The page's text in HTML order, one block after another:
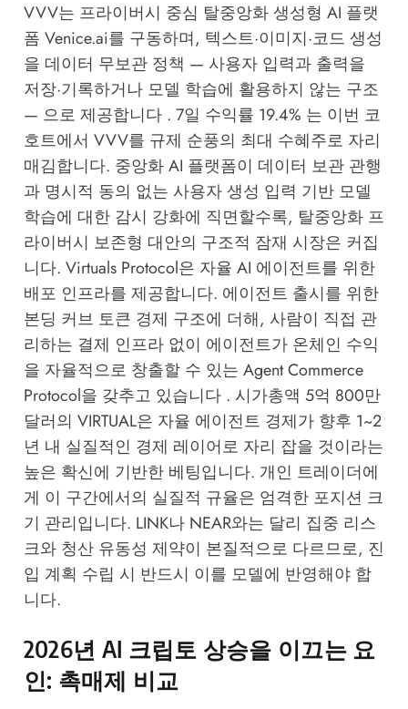
VVV는 프라이버시 중심 탈중앙화 생성형 AI 플랫
폼 Venice.ai를 구동하며, 텍스트·이미지·코드 생성
을 데이터 무보관 정책 — 사용자 입력과 출력을
저장·기록하거나 모델 학습에 활용하지 않는 구조
— 으로 제공합니다 . 7일 수익률 19.4% 는 이번 코
호트에서 VVV를 규제 순풍의 최대 수혜주로 자리
매김합니다. 중앙화 AI 플랫폼이 데이터 보관 관행
과 명시적 동의 없는 사용자 생성 입력 기반 모델
학습에 대한 감시 강화에 직면할수록, 탈중앙화 프
라이버시 보존형 대안의 구조적 잠재 시장은 커집
니다. Virtuals Protocol은 자율 AI 에이전트를 위한
배포 인프라를 제공합니다. 에이전트 출시를 위한
본딩 커브 토큰 경제 구조에 더해, 사람이 직접 관
리하는 결제 인프라 없이 에이전트가 온체인 수익
을 자율적으로 창출할 수 있는 Agent Commerce
Protocol을 갖추고 있습니다 . 시가총액 5억 800만
달러의 VIRTUAL은 자율 에이전트 경제가 향후 1~2
년 내 실질적인 경제 레이어로 자리 잡을 것이라는
높은 확신에 기반한 베팅입니다. 개인 트레이더에
게 이 구간에서의 실질적 규율은 엄격한 포지션 크
기 관리입니다. LINK나 NEAR와는 달리 집중 리스
크와 청산 유동성 제약이 본질적으로 다르므로, 진
입 계획 수립 시 반드시 이를 모델에 반영해야 합
니다.
2026년 AI 크립토 상승을 이끄는 요
인: 촉매제 비교